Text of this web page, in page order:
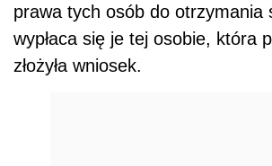
prawa tych osób do otrzymania
wypłaca się je tej osobie, która
złożyła wniosek.